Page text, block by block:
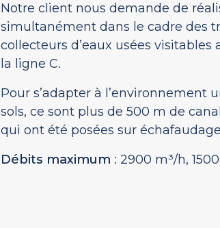
Notre client nous demande de
simultanément dans le cadre des
collecteurs d’eaux usées
la ligne C.
Pour s’adapter à l’environnement
sols, ce sont plus de 500 m de
qui ont été posées sur
Débits maximum : 2900 m³/h,